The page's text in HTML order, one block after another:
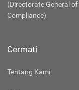
(Directorate General
Compliance)
Cermati
Tentang Kami